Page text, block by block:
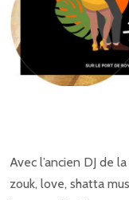
Avec l’ancien DJ de
zouk, love, shatta